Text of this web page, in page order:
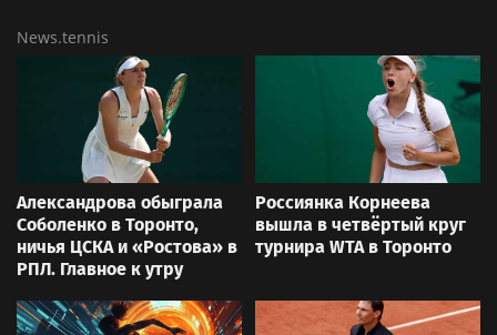
News.tennis
Александрова обыграла
Соболенко в Торонто,
ничья ЦСКА и «Ростова» в
РПЛ. Главное к утру
Россиянка Корнеева
вышла в четвёртый круг
турнира WTA в Торонто